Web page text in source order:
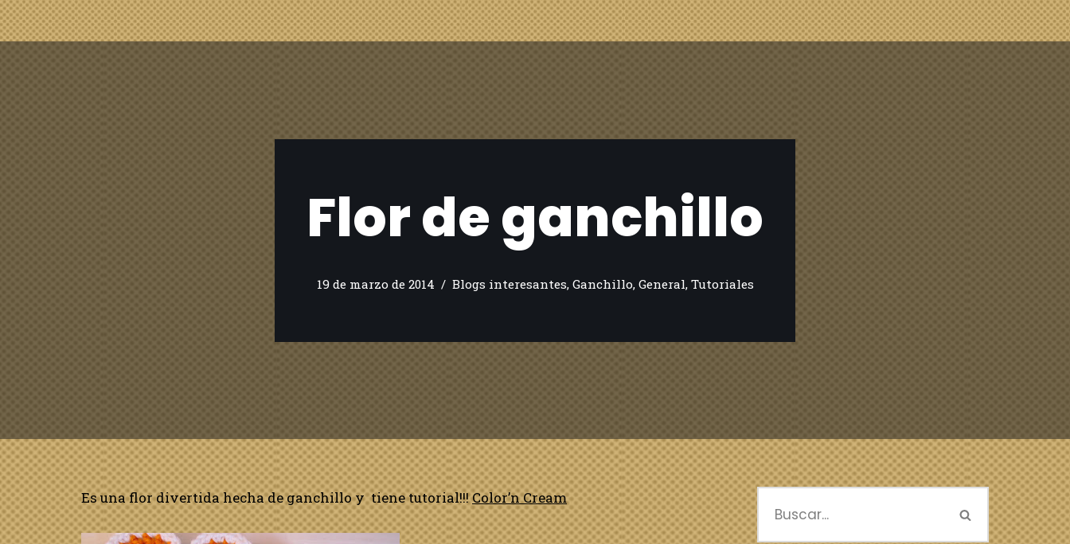
Flor de ganchillo
19 de marzo de 2014 Blogs interesantes, Ganchillo, General, Tutoriales
Es una flor divertida hecha de ganchillo y tiene tutorial!!!Color’n Cream